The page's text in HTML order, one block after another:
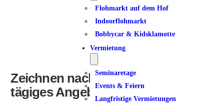
Flohmarkt auf dem Hof
Indoorflohmarkt
Bobbycar & Kidsklamotte
Vermietung
Seminaretage
Events & Feiern
Langfristige Vermietungen
Zeichnen nach Feierabend | 14-
tägiges Angebot